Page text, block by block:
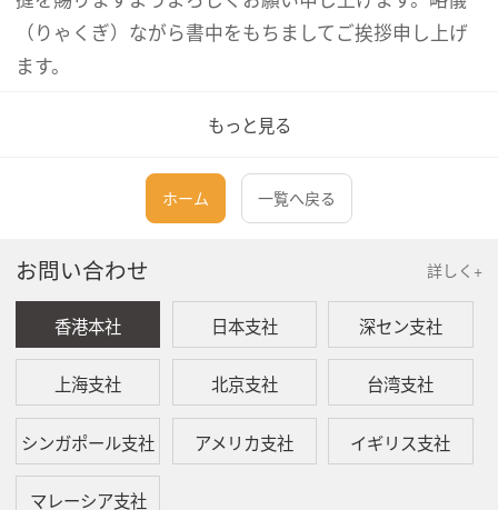
（りゃくぎ）ながら書中をもちましてご挨拶申し上げ
ます。
もっと見る
ホーム 一覧へ戻る
詳しく+
お問い合わせ
香港本社 日本支社 深セン支社
上海支社 北京支社 台湾支社
シンガポール支社 アメリカ支社 イギリス支社
マレーシア支社